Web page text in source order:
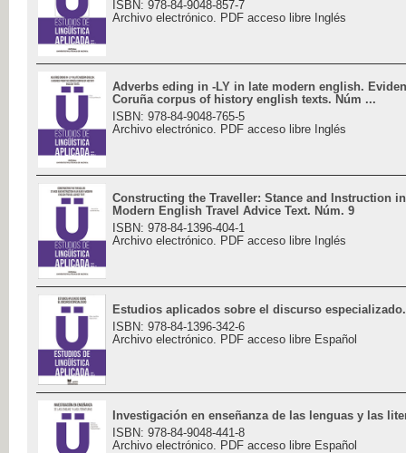
ISBN: 978-84-9048-857-7
Archivo electrónico. PDF acceso libre Inglés
Adverbs eding in -LY in late modern english.
Coruña corpus of history english texts. Núm ...
ISBN: 978-84-9048-765-5
Archivo electrónico. PDF acceso libre Inglés
Constructing the Traveller: Stance and Instruction
Modern English Travel Advice Text. Núm. 9
ISBN: 978-84-1396-404-1
Archivo electrónico. PDF acceso libre Inglés
Estudios aplicados sobre el discurso
ISBN: 978-84-1396-342-6
Archivo electrónico. PDF acceso libre Español
Investigación en enseñanza de las lenguas y las
ISBN: 978-84-9048-441-8
Archivo electrónico. PDF acceso libre Español